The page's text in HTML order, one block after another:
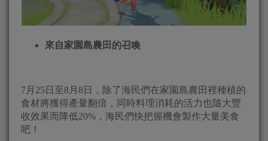
來自家園島農田的召喚
7月25日至8月8日，除了海民們在家園島農田裡種植的
食材將獲得產量翻倍，同時料理消耗的活力也隨大豐
收效果而降低20%，海民們快把握機會製作大量美食
吧！